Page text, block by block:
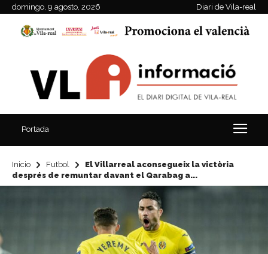
domingo, 9 agosto, 2026 Diari de Vila-real
Portada
Inicio Futbol
El Villarreal aconsegueix la victòria
després de remuntar davant el Qarabag a...